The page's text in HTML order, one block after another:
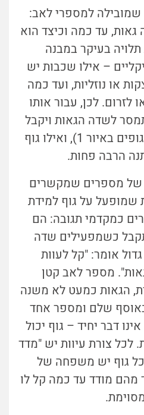
למספרי לאב:
עד כמה וכיצד הוא
בעיקר במבנה
– אילו שכבות יש
או נוזליות, ועד כמה
לזרום. לכן, עבור אותו
לשדה הגאות ויקבל
צורה אליפטית (כמו הגופים באיור 1), ואילו גוף
הרבה פחות.
מספרים שמקשרים
שמופעל על גוף למידת
כמקדמי תגובה: הם
כשמפעילים שדה
אומר: "קל לעוות
מספר לאב קטן
הגאות כמעט לא משנה
שלם ומספר אחד
דבר יחיד – גוף יכול
לכל צורת עיוות יש "מדד
גוף יש משפחה של
מודד עד כמה קל לו